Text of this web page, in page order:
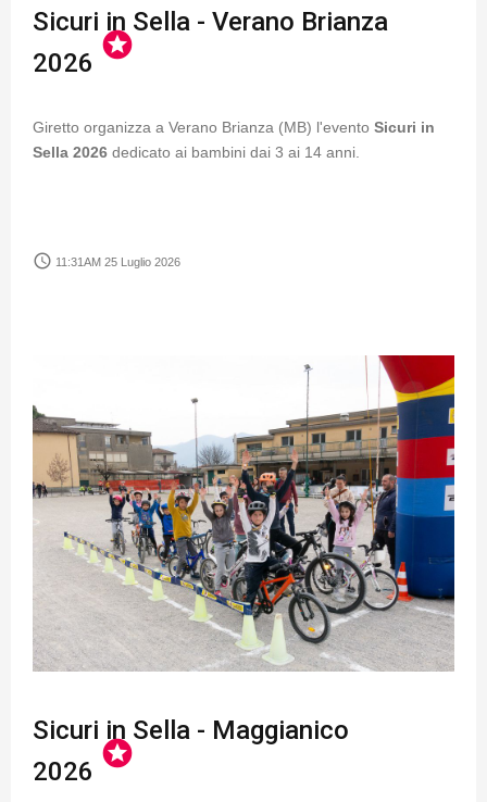
Sicuri in Sella - Verano Brianza
2026
stars
Giretto organizza a Verano Brianza (MB) l'evento Sicuri in
Sella 2026 dedicato ai bambini dai 3 ai 14 anni.
access_time 11:31AM 25 Luglio 2026
Sicuri in Sella - Maggianico
2026
stars